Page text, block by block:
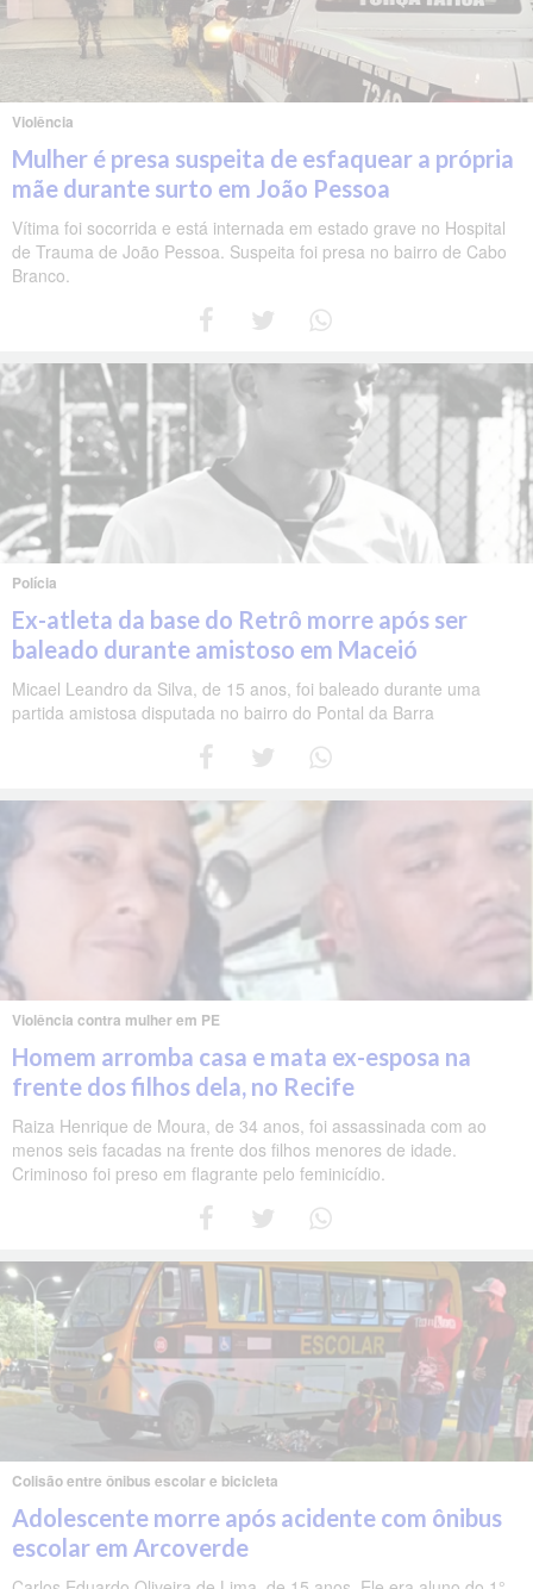
Violência
Mulher é presa suspeita de esfaquear a própria
mãe durante surto em João Pessoa
Vítima foi socorrida e está internada em estado grave no Hospital
de Trauma de João Pessoa. Suspeita foi presa no bairro de Cabo
Branco.
Polícia
Ex-atleta da base do Retrô morre após ser
baleado durante amistoso em Maceió
Micael Leandro da Silva, de 15 anos, foi baleado durante uma
partida amistosa disputada no bairro do Pontal da Barra
Violência contra mulher em PE
Homem arromba casa e mata ex-esposa na
frente dos filhos dela, no Recife
Raiza Henrique de Moura, de 34 anos, foi assassinada com ao
menos seis facadas na frente dos filhos menores de idade.
Criminoso foi preso em flagrante pelo feminicídio.
Colisão entre ônibus escolar e bicicleta
Adolescente morre após acidente com ônibus
escolar em Arcoverde